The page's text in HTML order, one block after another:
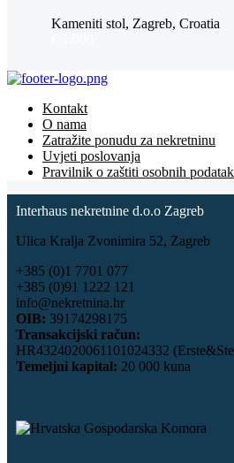
Kameniti stol, Zagreb, Croatia
Kontakt
O nama
Zatražite ponudu za nekretninu
Uvjeti poslovanja
Pravilnik o zaštiti osobnih
Interhaus nekretnine d.o.o Zagreb
Ulica Kralja Zvonimira 52, Zagreb
+385 (0)1 7701 077
+385 (0)91 1222 121
info@nekretnina.hr
OIB: 39174298175
Transakcijski račun:
HR4324020061101024332
Temeljni kapital: 20 000 kuna